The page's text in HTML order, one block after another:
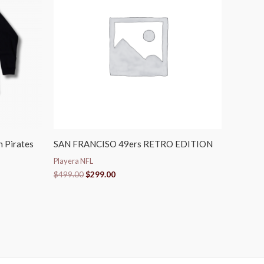
Pirates
SAN FRANCISO 49ers RETRO EDITION
Playera NFL
$499.00$299.00